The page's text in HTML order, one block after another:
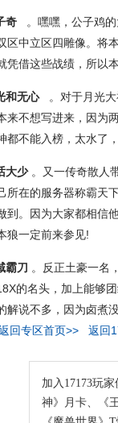
奇。嘿嘿，公子鸡的
区中立区四雕像。将
凭借这些战绩，所以
和无心。对于月光大
来不想写进来，因为
都不能入榜，太水了
大少 。又一传奇散人
所在的服务器称霸天
到。因为大家都相信
狼一定前来参见!
霸刀 。反正土豪一名
的名头，加上能够
解说不多，因为卤煮
回专区首页>>
返回
加入17173玩
神》月卡、《